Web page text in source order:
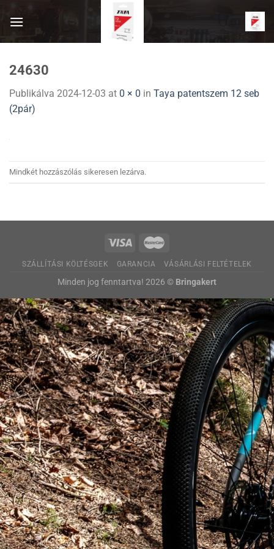
24630
Publikálva 2024-12-03 at 0 × 0 in Taya patentszem 12 seb
(2pár)
Mindkét hozzászólás sikeresen lezárva.
SZÁLLÍTÁSI KÖLTÉSGEK GARANCIA VÁSÁRLÁSI FELTÉTELEK
Minden jog fenntartva! 2026 © Bringakert